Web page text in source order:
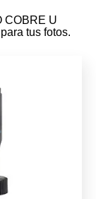
COBRE U
tus fotos.